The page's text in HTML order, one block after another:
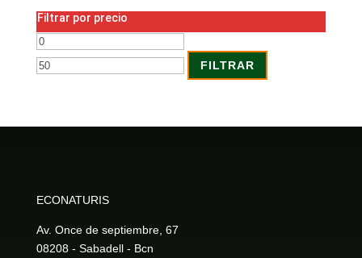
Filtrar por precio
Precio
mínimo
máximo
FILTRAR
ECONATURIS
Av. Once de septiembre, 67
08208 - Sabadell - Bcn